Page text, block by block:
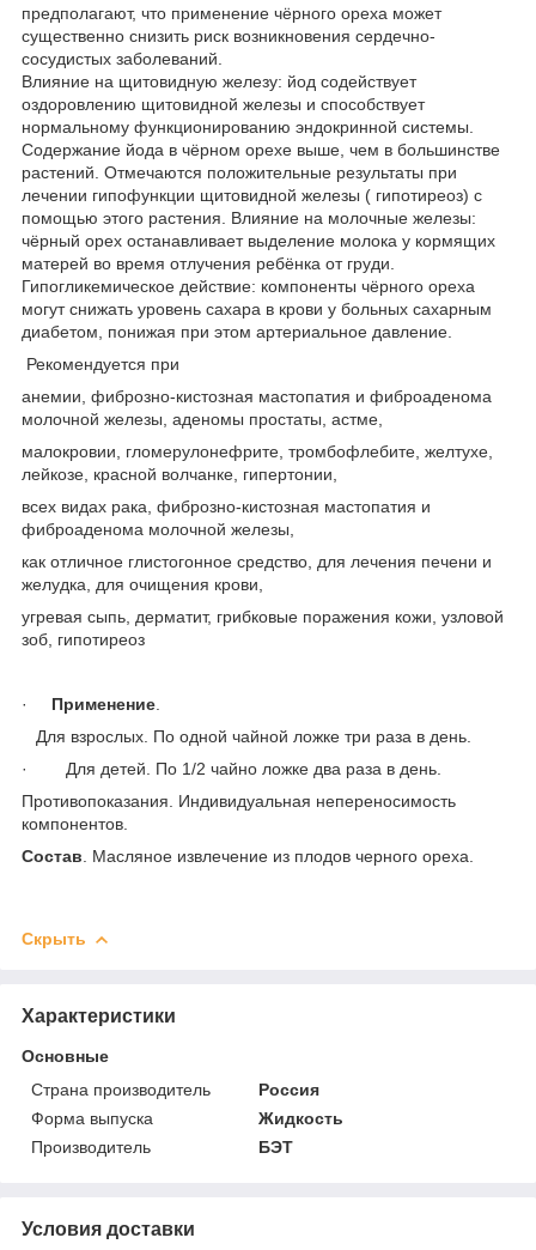
предполагают, что применение чёрного ореха может
существенно снизить риск возникновения сердечно-
сосудистых заболеваний.
Влияние на щитовидную железу: йод содействует
оздоровлению щитовидной железы и способствует
нормальному функционированию эндокринной системы.
Содержание йода в чёрном орехе выше, чем в большинстве
растений. Отмечаются положительные результаты при
лечении гипофункции щитовидной железы ( гипотиреоз) с
помощью этого растения. Влияние на молочные железы:
чёрный орех останавливает выделение молока у кормящих
матерей во время отлучения ребёнка от груди.
Гипогликемическое действие: компоненты чёрного ореха
могут снижать уровень сахара в крови у больных сахарным
диабетом, понижая при этом артериальное давление.
Рекомендуется при
анемии, фиброзно-кистозная мастопатия и фиброаденома
молочной железы, аденомы простаты, астме,
малокровии, гломерулонефрите, тромбофлебите, желтухе,
лейкозе, красной волчанке, гипертонии,
всех видах рака, фиброзно-кистозная мастопатия и
фиброаденома молочной железы,
как отличное глистогонное средство, для лечения печени и
желудка, для очищения крови,
угревая сыпь, дерматит, грибковые поражения кожи, узловой
зоб, гипотиреоз
· Применение
Для взрослых. По одной чайной ложке три раза в день.
· Для детей. По 1/2 чайно ложке два раза в день.
Противопоказания. Индивидуальная непереносимость
компонентов.
Состав . Масляное извлечение из плодов черного ореха.
Скрыть
Характеристики
Основные
Страна производитель
Россия
Форма выпуска
Жидкость
Производитель
БЭТ
Условия доставки